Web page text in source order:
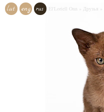
lat eng rus El'Loriell Onn Друзья